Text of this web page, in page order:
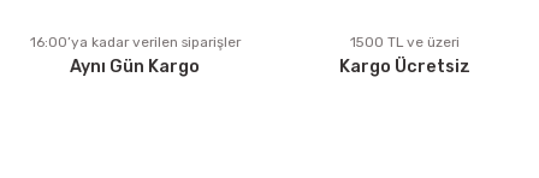
Ürün fiyatı diğer sitelerden daha pahalı.
Bu ürüne benzer farklı alternatifler olmalı.
16:00’ya kadar verilen siparişler
Aynı Gün Kargo
1500 TL ve üzeri
Kargo Ücretsiz